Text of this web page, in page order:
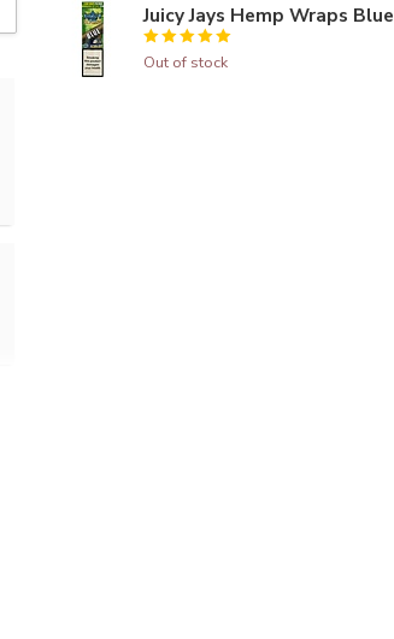
Juicy Jays Hemp Wraps Blue
Out of stock